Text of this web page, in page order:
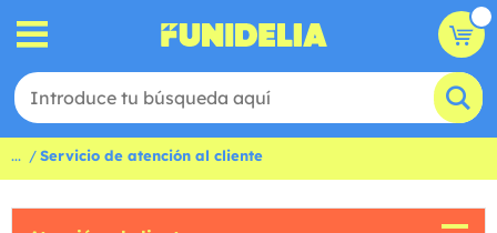
... Servicio de atención al cliente